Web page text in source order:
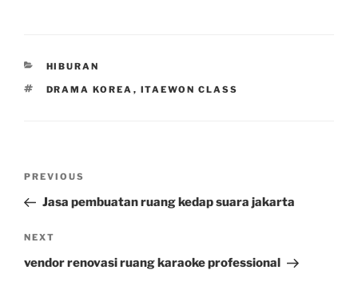
CATEGORIES
HIBURAN
TAGS
DRAMA KOREA , ITAEWON CLASS
Previous
Post
PREVIOUS
Jasa pembuatan ruang kedap suara jakarta
Next
Post
NEXT
vendor renovasi ruang karaoke professional